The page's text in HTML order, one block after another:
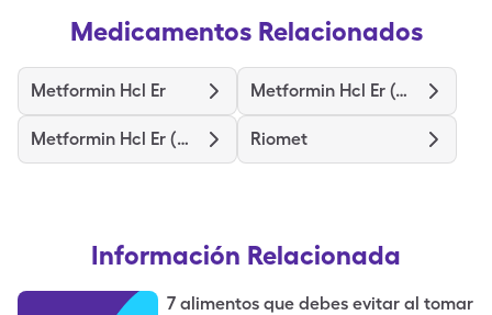
Medicamentos Relacionados
Metformin Hcl Er Metformin Hcl Er (Osm)
Metformin Hcl Er (Mod) Riomet
Información Relacionada
7 alimentos que debes evitar al tomar